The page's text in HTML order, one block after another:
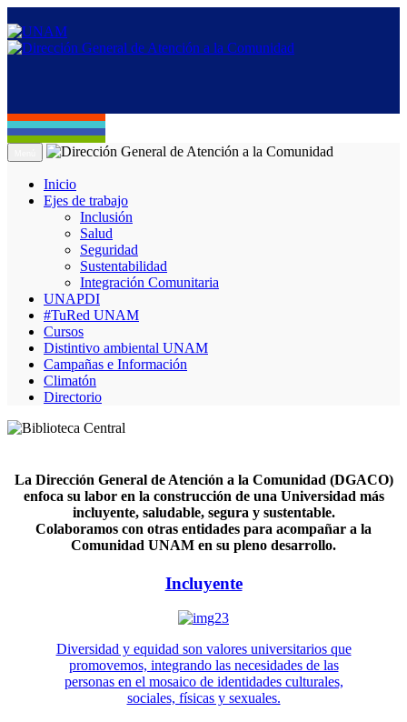
Inicio
Ejes de trabajo
Inclusión
Salud
Seguridad
Sustentabilidad
Integración Comunitaria
UNAPDI
#TuRed UNAM
Cursos
Distintivo ambiental UNAM
Campañas e Información
Climatón
Directorio
La Dirección General de Atención a la Comunidad (DGACO)
enfoca su labor en la construcción de una Universidad más
incluyente, saludable, segura y sustentable.
Colaboramos con otras entidades para acompañar a la
Comunidad UNAM en su pleno desarrollo.
Incluyente
Diversidad y equidad son valores universitarios que
promovemos, integrando las necesidades de las
personas en el mosaico de identidades culturales,
sociales, físicas y sexuales.